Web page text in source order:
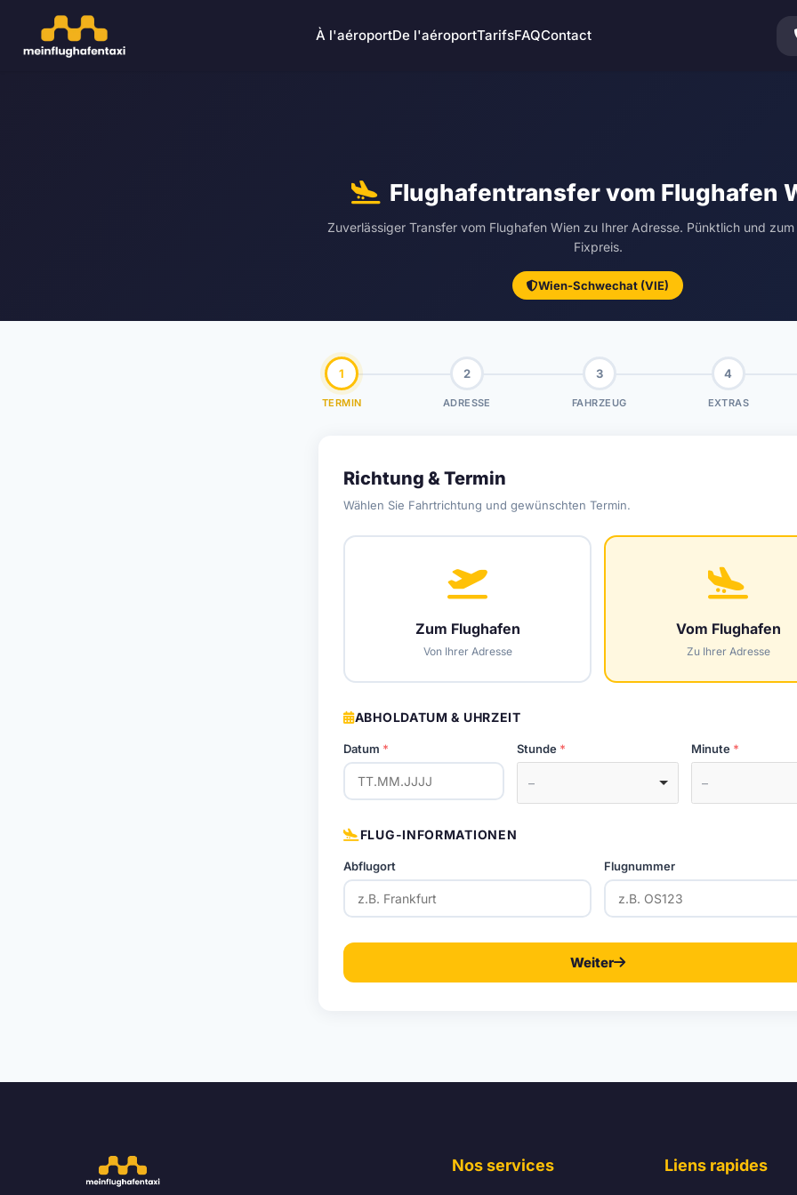
À l'aéroportDe l'aéroportTarifsFAQContact
Flughafentransfer vom Flughafen
Zuverlässiger Transfer vom Flughafen Wien zu Ihrer Adresse. Pünktlich und
Fixpreis.
Wien-Schwechat (VIE)
1
TERMIN
2
ADRESSE
3
FAHRZEUG
4
EXTRAS
Richtung & Termin
Wählen Sie Fahrtrichtung und gewünschten Termin.
Zum Flughafen
Von Ihrer Adresse
Vom Flughafen
Zu Ihrer Adresse
ABHOLDATUM & UHRZEIT
Datum Stunde
–
Minute
–
FLUG-INFORMATIONEN
Abflugort Flugnummer
Weiter
Nos services Liens rapides